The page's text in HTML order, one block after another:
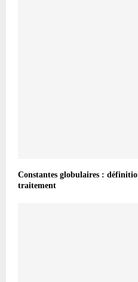
Constantes globulaires :
traitement